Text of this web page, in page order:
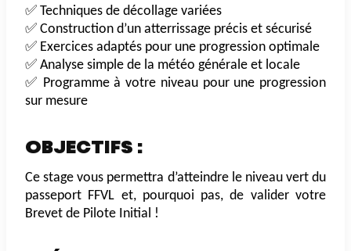
✅ Techniques de décollage variées
✅ Construction d’un atterrissage précis et sécurisé
✅ Exercices adaptés pour une progression optimale
✅ Analyse simple de la météo générale et locale
✅ Programme à votre niveau pour une progression
sur mesure
OBJECTIFS :
Ce stage vous permettra d’atteindre le niveau vert du
passeport FFVL et, pourquoi pas, de valider votre
Brevet de Pilote Initial !